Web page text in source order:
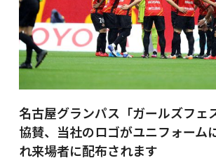
名古屋グランパス「ガールズフェ
協賛、当社のロゴがユニフォーム
れ来場者に配布されます